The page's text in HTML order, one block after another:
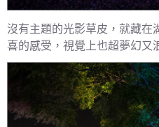
沒有主題的光影草皮，就藏在
喜的感受，視覺上也超夢幻又